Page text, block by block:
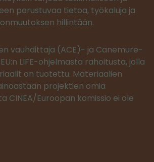
perustuvaa tietoa, työkaluja ja
hillintään.
vauhdittaja (ACE)- ja Canemure-
LIFE-ohjelmasta rahoitusta, jolla
on tuotettu. Materiaalien
projektien omia
CINEA/Euroopan komissio ei ole